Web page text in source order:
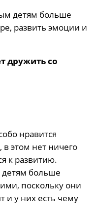
детям больше
развить эмоции и
дружить со
нравится
в этом нет ничего
к развитию.
детям больше
поскольку они
у них есть чему